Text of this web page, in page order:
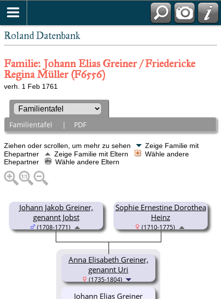
Roland Datenbank
Familie: Johann Elias Greiner / Friedericke
Regina Müller (F6556)
verh. 1 Feb 1761
Familientafel | PDF
Ziehen oder scrollen, um mehr zu sehen
Zeige Familie mit
Ehepartner
Zeige Familie mit Eltern
Wähle andere
Ehepartner
Wähle andere Eltern
Johann Jakob Greiner,
genannt Jobst
(1708-1771)
Sophie Ernestine Dorothea
Heinz
(1710-1775)
Anna Elisabeth Greiner,
genannt Uri
(1735-1804)
Johann Elias Greiner